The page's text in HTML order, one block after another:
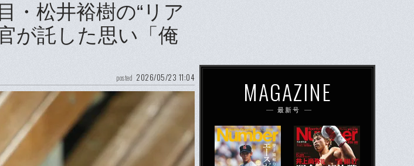
・松井裕樹の“リア
が託した思い「俺
posted 2026/05/23 11:04 MAGAZINE
最新号